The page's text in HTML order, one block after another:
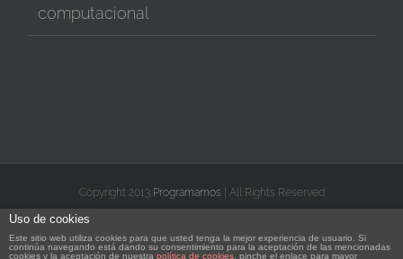
computacional
Copyright 2013 Programamos | All Rights Reserved
electrónico
Uso de cookies
Este sitio web utiliza cookies para que usted tenga la mejor experiencia de usuario. Si
continúa navegando está dando su consentimiento para la aceptación de las mencionadas
cookies y la aceptación de nuestra política de cookies , pinche el enlace para mayor